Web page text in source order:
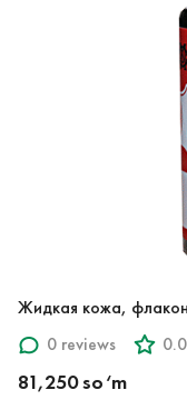
Жидкая кожа,
0 reviews
0.0
81,250 so‘m